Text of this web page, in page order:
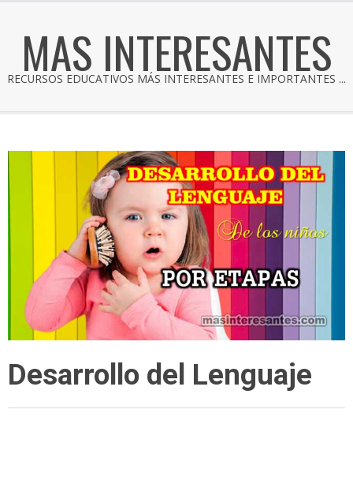
MAS INTERESANTES
RECURSOS EDUCATIVOS MÁS INTERESANTES E IMPORTANTES ...
Desarrollo del Lenguaje